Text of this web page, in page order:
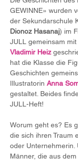
GEWINNE» wurden
der Sekundarschule
Dionoz Hasanaj) im
JULL gemeinsam
Vladimir Heiz
hat die Klasse die
Geschichten
Illustratorin Anna
gestaltet. Beides
JULL-Heft!
Worum geht es? Es
die sich ihren Traum
oder Unternehmerin.
Männer, die aus